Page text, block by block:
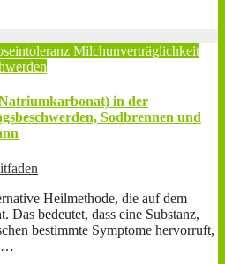
Milchunverträglichkeit
in der
Sodbrennen und
Heilmethode, die auf dem
bedeutet, dass eine Substanz,
bestimmte Symptome hervorruft,